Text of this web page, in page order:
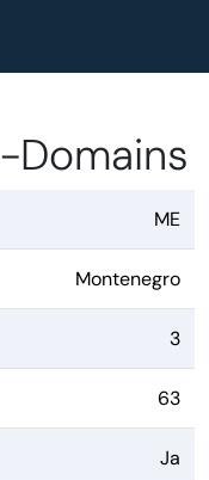
Domains
ME
Montenegro
3
63
Ja